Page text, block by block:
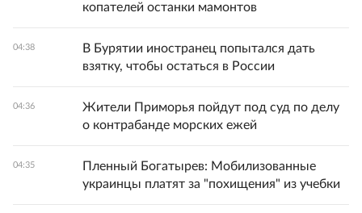
копателей останки мамонтов
04:38
В Бурятии иностранец попытался дать
взятку, чтобы остаться в России
04:36
Жители Приморья пойдут под суд по делу
о контрабанде морских ежей
04:35
Пленный Богатырев: Мобилизованные
украинцы платят за "похищения" из учебки